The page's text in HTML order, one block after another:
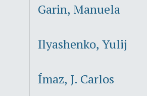
Garin, Manuela
Ilyashenko, Yulij
Ímaz, J. Carlos